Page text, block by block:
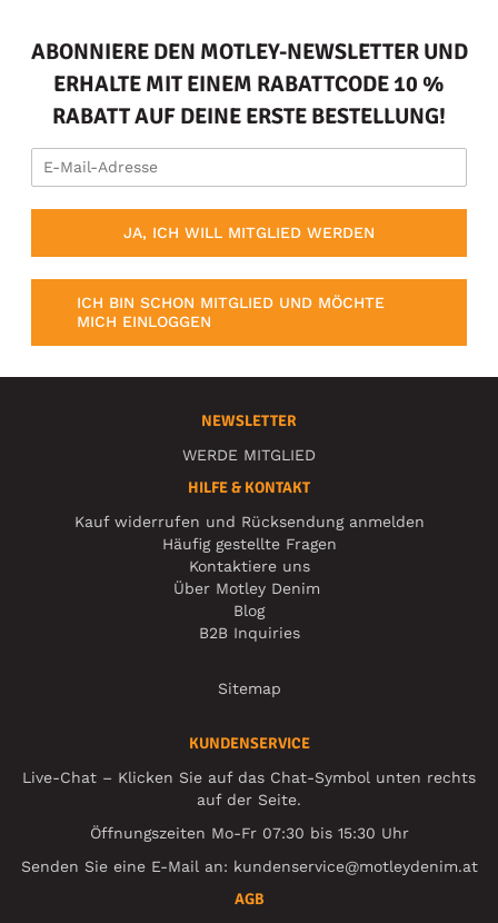
ABONNIERE DEN MOTLEY-NEWSLETTER UND
ERHALTE MIT EINEM RABATTCODE 10 %
RABATT AUF DEINE ERSTE BESTELLUNG!
JA, ICH WILL MITGLIED WERDEN
ICH BIN SCHON MITGLIED UND MÖCHTE
MICH EINLOGGEN
NEWSLETTER
WERDE MITGLIED
HILFE & KONTAKT
Kauf widerrufen und Rücksendung anmelden
Häufig gestellte Fragen
Kontaktiere uns
Über Motley Denim
Blog
B2B Inquiries
Sitemap
KUNDENSERVICE
Live-Chat – Klicken Sie auf das Chat-Symbol unten rechts
auf der Seite.
Öffnungszeiten Mo-Fr 07:30 bis 15:30 Uhr
Senden Sie eine E-Mail an: kundenservice@motleydenim.at
AGB